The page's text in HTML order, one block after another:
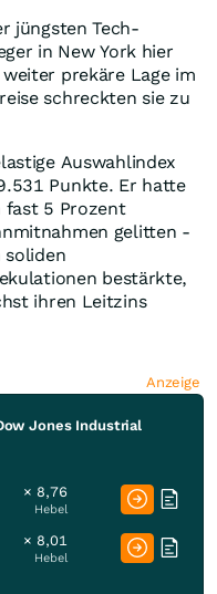
jüngsten Tech-
in New York hier
prekäre Lage im
schreckten sie zu
Auswahlindex
Punkte. Er hatte
fast 5 Prozent
gelitten -
soliden
bestärkte,
ihren Leitzins
Anzeige
Jones Industrial
× 8,76
Hebel
× 8,01
Hebel